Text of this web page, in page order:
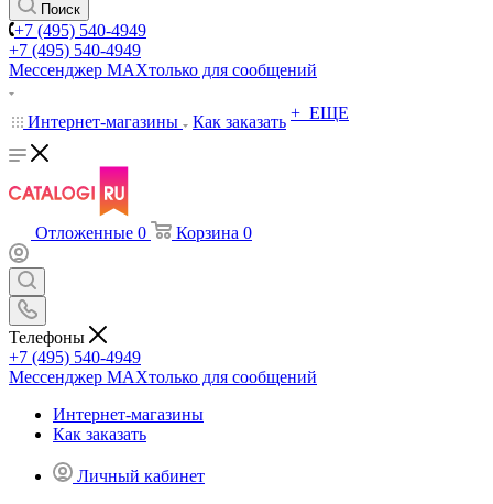
Поиск
+7 (495) 540-4949
+7 (495) 540-4949
Мессенджер МАХтолько для сообщений
Интернет-магазины Как заказать + ЕЩЕ
Отложенные 0 Корзина 0
Телефоны
+7 (495) 540-4949
Мессенджер МАХтолько для сообщений
Интернет-магазины
Как заказать
Личный кабинет